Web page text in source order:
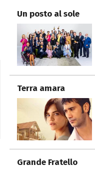
Un posto al sole
Terra amara
Grande Fratello